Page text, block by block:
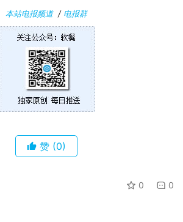
本站电报频道/ 电报群
赞 (0)
0 0